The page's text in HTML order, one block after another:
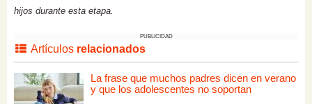
hijos durante esta etapa.
PUBLICIDAD
Artículos relacionados
La frase que muchos padres dicen en verano
y que los adolescentes no soportan